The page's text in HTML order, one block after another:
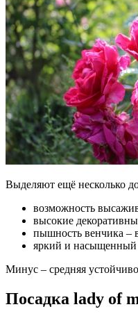
Выделяют ещё несколько
возможность
высокие
пышность венчика –
яркий и насыщенный
Минус – средняя
Посадка lady of